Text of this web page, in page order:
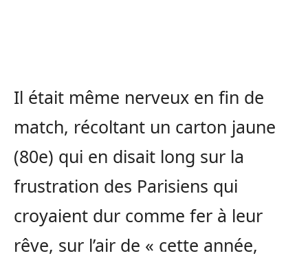
Il était même nerveux en fin de
match, récoltant un carton jaune
(80e) qui en disait long sur la
frustration des Parisiens qui
croyaient dur comme fer à leur
rêve, sur l’air de « cette année,